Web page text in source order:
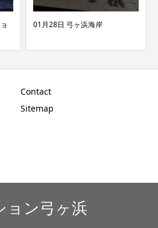
岸 08月07日 弓ヶ浜海岸
Contact
Sitemap
ョン弓ヶ浜